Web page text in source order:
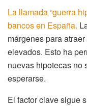
La llamada “guerra
bancos en España.
márgenes para
elevados. Esto ha
nuevas hipotecas no
esperarse.
El factor clave sigue